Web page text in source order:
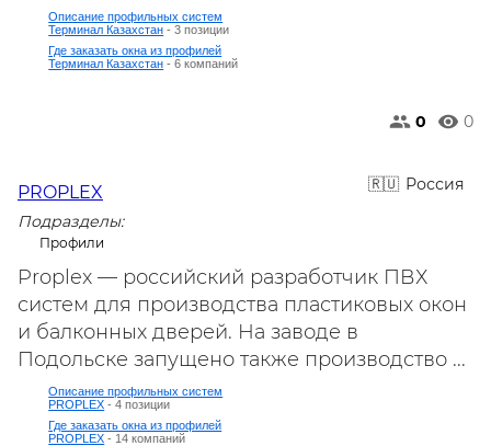
Описание профильных систем
Терминал Казахстан - 3 позиции
Где заказать окна из профилей
Терминал Казахстан - 6 компаний
0 0
Россия
PROPLEX
Подразделы:
Профили
Proplex — российский разработчик ПВХ
систем для производства пластиковых окон
и балконных дверей. На заводе в
Подольске запущено также производство ...
Описание профильных систем
PROPLEX - 4 позиции
Где заказать окна из профилей
PROPLEX - 14 компаний